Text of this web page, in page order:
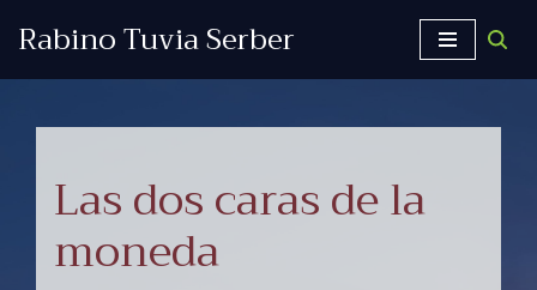
Rabino Tuvia Serber
Las dos caras de la
moneda